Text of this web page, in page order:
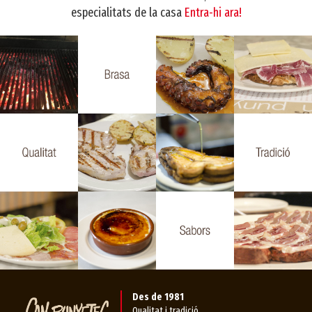
especialitats de la casa Entra-hi ara!
Des de 1981